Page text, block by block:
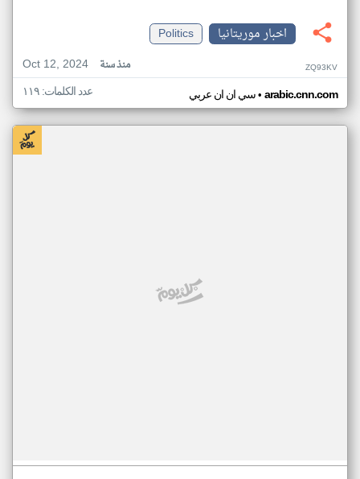
اخبار موريتانيا
Politics
Oct 12, 2024
منذ سنة ZQ93KV
سي ان ان عربي• arabic.cnn.com عدد الكلمات: ١١٩